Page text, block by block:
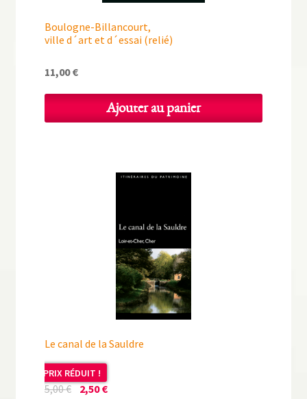
Boulogne-Billancourt,
ville d´art et d´essai (relié)
11,00€
Ajouter au panier
Le canal de la Sauldre
PRIX RÉDUIT !
5,00€Le2,50€Le